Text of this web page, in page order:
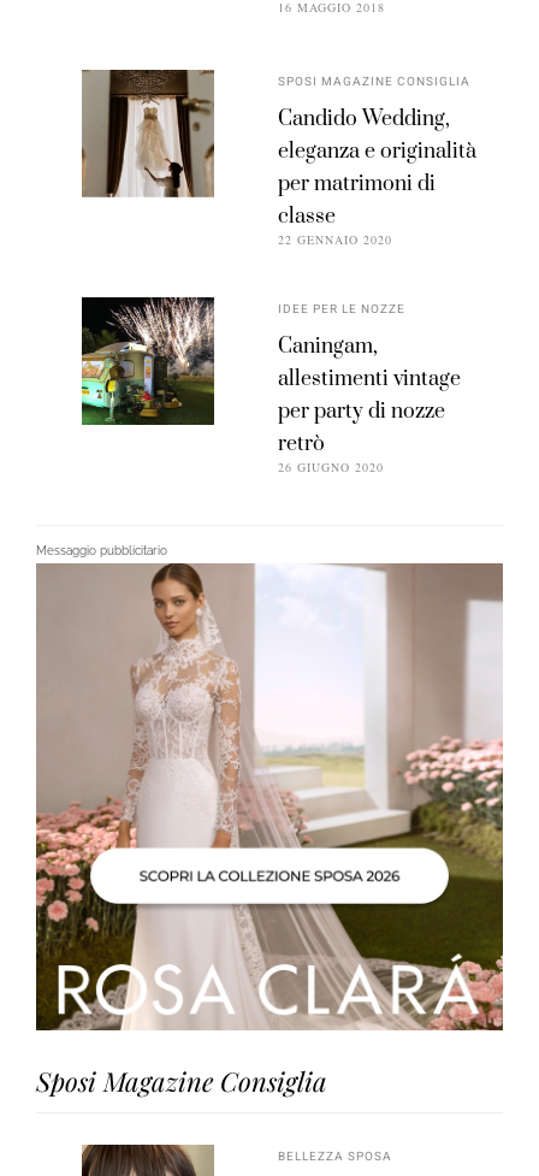
16 MAGGIO 2018
SPOSI MAGAZINE CONSIGLIA
Candido Wedding,
eleganza e originalità
per matrimoni di
classe
22 GENNAIO 2020
IDEE PER LE NOZZE
Caningam,
allestimenti vintage
per party di nozze
retrò
26 GIUGNO 2020
Messaggio pubblicitario
Sposi Magazine Consiglia
BELLEZZA SPOSA